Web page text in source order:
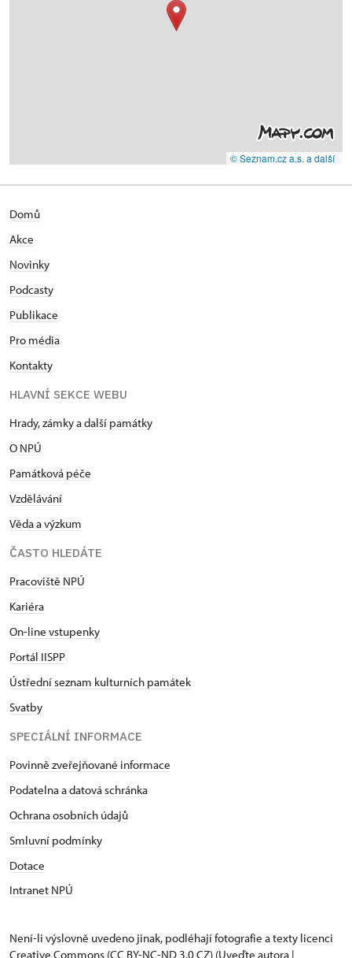
© Seznam.cz a.s. a další
Domů
Akce
Novinky
Podcasty
Publikace
Pro média
Kontakty
HLAVNÍ SEKCE WEBU
Hrady, zámky a další památky
O NPÚ
Památková péče
Vzdělávání
Věda a výzkum
ČASTO HLEDÁTE
Pracoviště NPÚ
Kariéra
On-line vstupenky
Portál IISPP
Ústřední seznam kulturních památek
Svatby
SPECIÁLNÍ INFORMACE
Povinně zveřejňované informace
Podatelna a datová schránka
Ochrana osobních údajů
Smluvní podmínky
Dotace
Intranet NPÚ
Není-li výslovně uvedeno jinak, podléhají fotografie a texty licenci
Creative Commons (CC BY-NC-ND 3.0 CZ) (Uveďte autora |